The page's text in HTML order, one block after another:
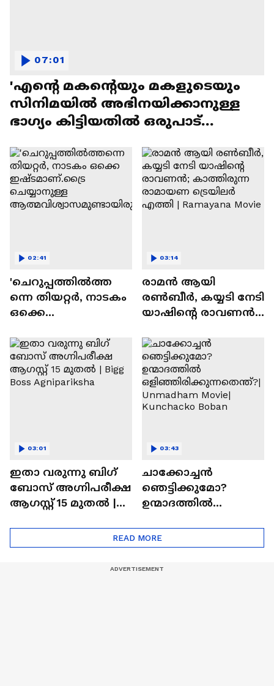
'എന്റെ മകന്റെയും മകളുടെയും
സിനിമയിൽ അഭിനയിക്കാനുള്ള
ഭാഗ്യം കിട്ടിയതിൽ ഒരുപാട്
07:01
'ചെറുപ്പത്തിൽത്ത
ന്നെ തിയറ്റർ, നാടകം
ഒക്കെ
ചെയ്യാനുള്ള
ആത്മവിശ്വാസമുണ്ടാ
യിരുന്നില്ല'
02:41
രാമന്‍ ആയി
രൺബീർ, കയ്യടി നേടി
യാഷിന്റെ രാവണൻ;
രാമായണ ട്രെയിലർ
എത്തി | Ramayana
Movie
03:14
ഇതാ വരുന്നു ബിഗ്
ബോസ് അഗ്നിപരീക്ഷ
ആഗസ്റ്റ് 15 മുതൽ |
03:01
ചാക്കോച്ചന്‍
ഞെട്ടിക്കുമോ?
ഉന്മാദത്തിൽ
ന്ത്?| Unmadham
Movie| Kunchacko
03:43
READ MORE